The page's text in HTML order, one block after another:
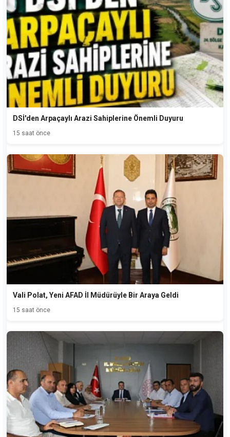
DSİ'den Arpaçaylı Arazi Sahiplerine Önemli Duyuru
15 saat önce
Vali Polat, Yeni AFAD İl Müdürüyle Bir Araya Geldi
15 saat önce